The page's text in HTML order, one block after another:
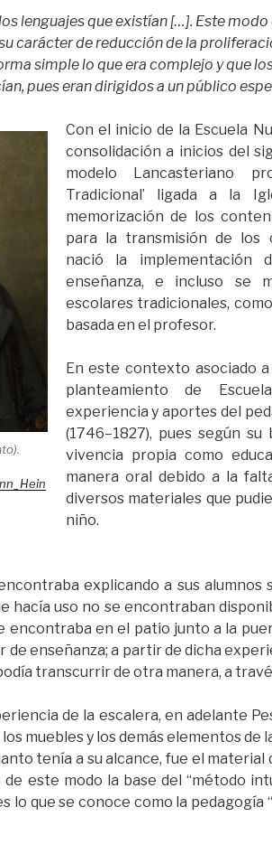
lenguajes que existían […]. Este
carácter de reducción de la
simple lo que era complejo y que
pues eran dirigidos a un público
Con el inicio de la Escuela
consolidación a inicios del
modelo Lancasteriano
Tradicional’ ligada a la
memorización de los
para la transmisión de los
nació la implementación
enseñanza, e incluso se
escolares tradicionales,
basada en el profesor.
En este contexto asociado
planteamiento de
experiencia y aportes del
(1746–1827), pues según
vivencia propia como
manera oral debido a la
diversos materiales que
niño.
explicando a sus alumnos
hacía uso no se encontraban
encontraba en el patio junto a la
de enseñanza; a partir de dicha
transcurrir de otra manera, a
de la escalera, en adelante
muebles y los demás elementos de
tenía a su alcance, fue el material
este modo la base del “método
lo que se conoce como la pedagogía